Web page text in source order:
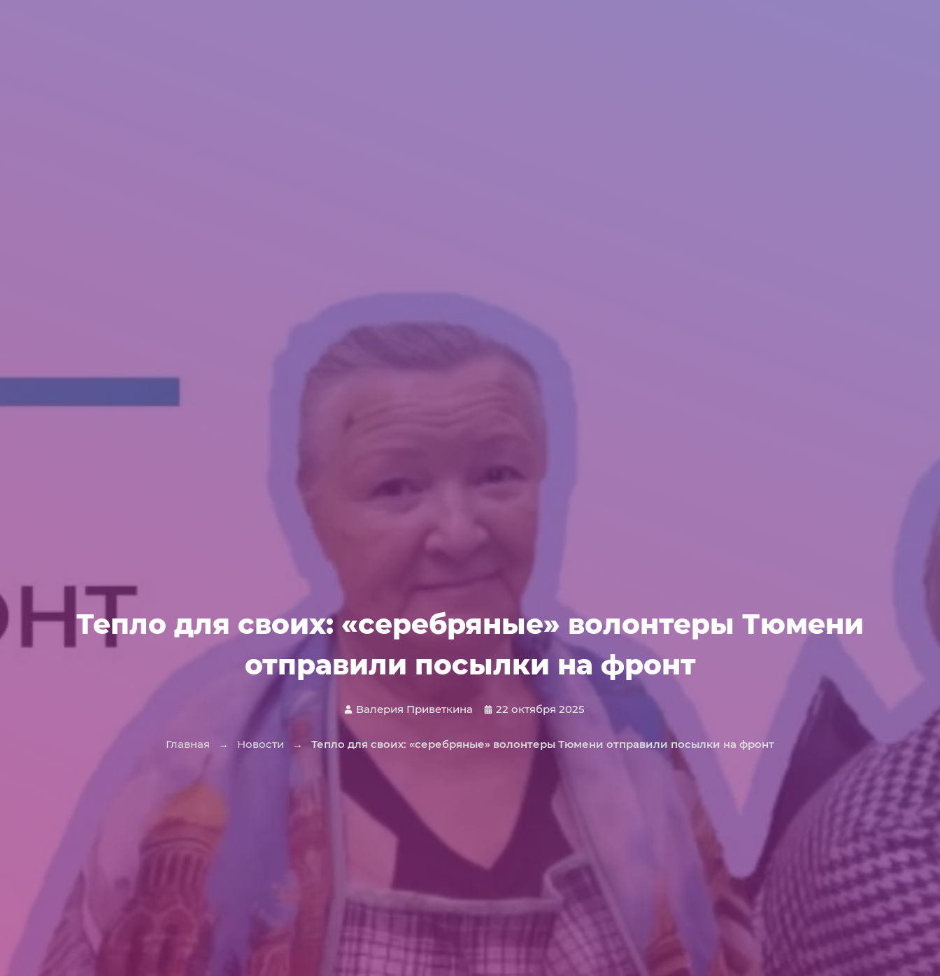
Тепло для своих: «серебряные» волонтеры Тюмени
отправили посылки на фронт
Валерия Приветкина 22 октября 2025
Главная → Новости → Тепло для своих: «серебряные» волонтеры Тюмени отправили посылки на фронт